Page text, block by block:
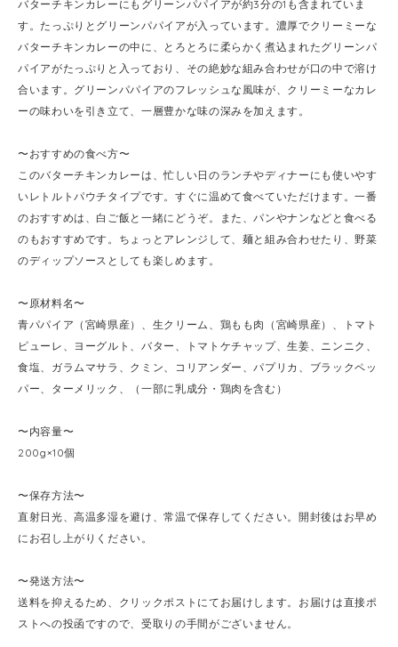
バターチキンカレーにもグリーンパパイアが約3分の1も含まれていま
す。たっぷりとグリーンパパイアが入っています。濃厚でクリーミーな
バターチキンカレーの中に、とろとろに柔らかく煮込まれたグリーンパ
パイアがたっぷりと入っており、その絶妙な組み合わせが口の中で溶け
合います。グリーンパパイアのフレッシュな風味が、クリーミーなカレ
ーの味わいを引き立て、一層豊かな味の深みを加えます。
〜おすすめの食べ方〜
このバターチキンカレーは、忙しい日のランチやディナーにも使いやす
いレトルトパウチタイプです。すぐに温めて食べていただけます。一番
のおすすめは、白ご飯と一緒にどうぞ。また、パンやナンなどと食べる
のもおすすめです。ちょっとアレンジして、麺と組み合わせたり、野菜
のディップソースとしても楽しめます。
〜原材料名〜
青パパイア（宮崎県産）、生クリーム、鶏もも肉（宮崎県産）、トマト
ピューレ、ヨーグルト、バター、トマトケチャップ、生姜、ニンニク、
食塩、ガラムマサラ、クミン、コリアンダー、パプリカ、ブラックペッ
パー、ターメリック、（一部に乳成分・鶏肉を含む）
〜内容量〜
200g×10個
〜保存方法〜
直射日光、高温多湿を避け、常温で保存してください。開封後はお早め
にお召し上がりください。
〜発送方法〜
送料を抑えるため、クリックポストにてお届けします。お届けは直接ポ
ストへの投函ですので、受取りの手間がございません。